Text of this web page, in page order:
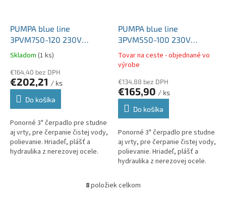
PUMPA blue line
3PVM750-120 230V
ponorné vretenové 3
"čerpadlo, kábel 40m
+spínacia skriňa
Skladom (1 ks)
€164,40 bez DPH
€202,21 / ks
Do košíka
Ponorné 3" čerpadlo pre studne
aj vrty, pre čerpanie čistej vody,
polievanie. Hriadeľ, plášť a
hydraulika z nerezovej ocele.
PUMPA blue line
3PVM550-100 230V
ponorné vretenové 3
"čerpadlo, kábel 30m
Tovar na ceste - objednané vo
výrobe
€134,88 bez DPH
€165,90 / ks
Do košíka
Ponorné 3" čerpadlo pre studne
aj vrty, pre čerpanie čistej vody,
polievanie. Hriadeľ, plášť a
hydraulika z nerezovej ocele.
O
8položiek celkom